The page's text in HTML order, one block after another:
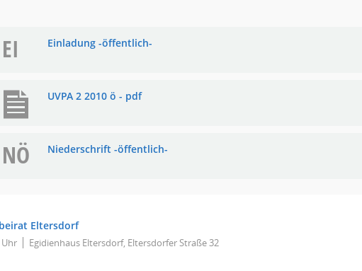
EI Einladung -öffentlich-
UVPA 2 2010 ö - pdf
NÖ Niederschrift -öffentlich-
Eltersdorf
Uhr Egidienhaus Eltersdorf, Eltersdorfer Straße 32